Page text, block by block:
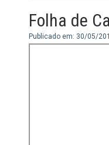
Folha de
Publicado em: 30/05/